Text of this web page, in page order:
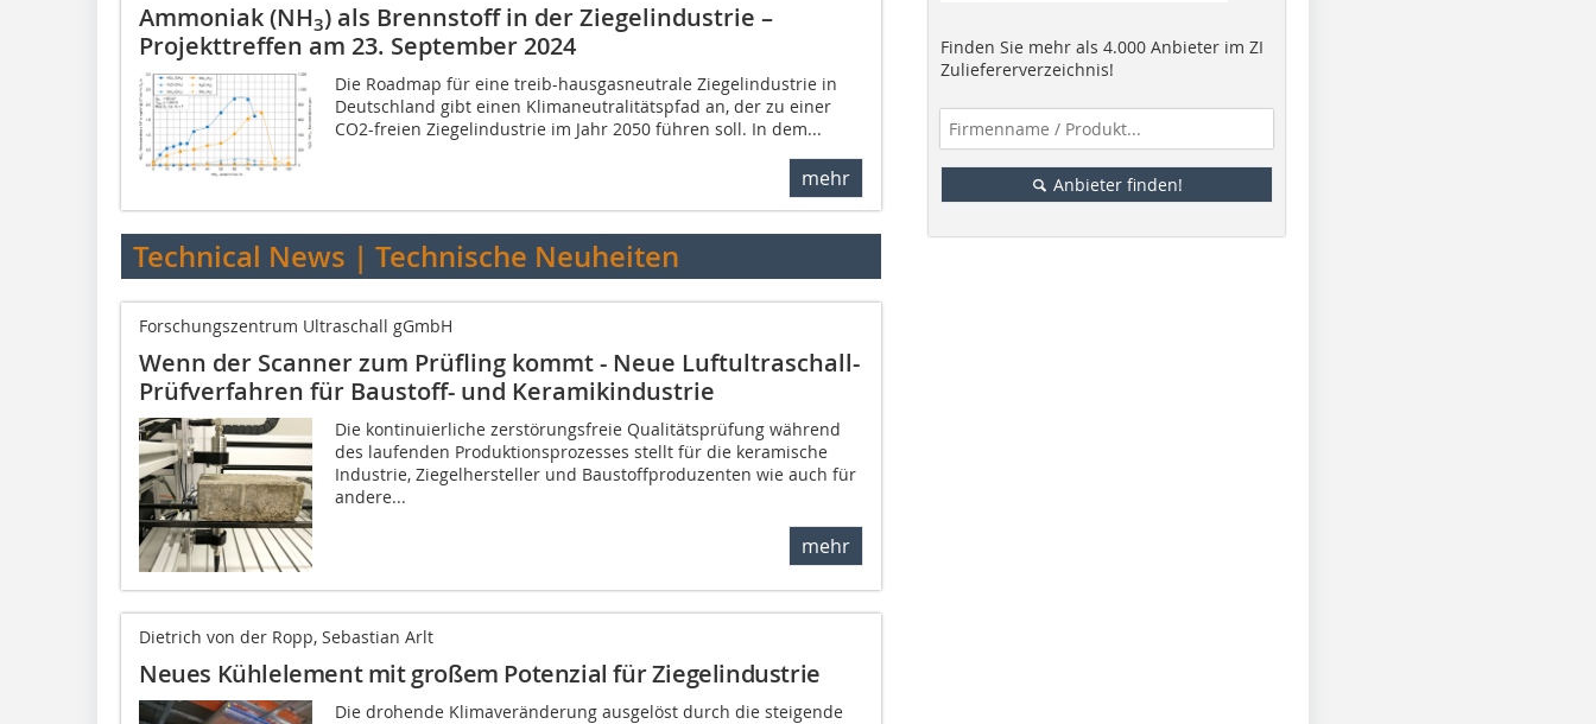
Ammoniak (NH3) als Brennstoff in der Ziegelindustrie –
Projekttreffen am 23. September 2024
Die Roadmap für eine treib-hausgasneutrale Ziegelindustrie in
Deutschland gibt einen Klimaneutralitätspfad an, der zu einer
CO2-freien Ziegelindustrie im Jahr 2050 führen soll. In dem...
mehr
Technical News | Technische Neuheiten
Forschungszentrum Ultraschall gGmbH
Wenn der Scanner zum Prüfling kommt - Neue Luftultraschall-
Prüfverfahren für Baustoff- und Keramikindustrie
Die kontinuierliche zerstörungsfreie Qualitätsprüfung während
des laufenden Produktionsprozesses stellt für die keramische
Industrie, Ziegelhersteller und Baustoffproduzenten wie auch für
andere...
mehr
Dietrich von der Ropp, Sebastian Arlt
Neues Kühlelement mit großem Potenzial für Ziegelindustrie
Die drohende Klimaveränderung ausgelöst durch die steigende
Finden Sie mehr als 4.000 Anbieter im ZI
Zuliefererverzeichnis!
Anbieter finden!